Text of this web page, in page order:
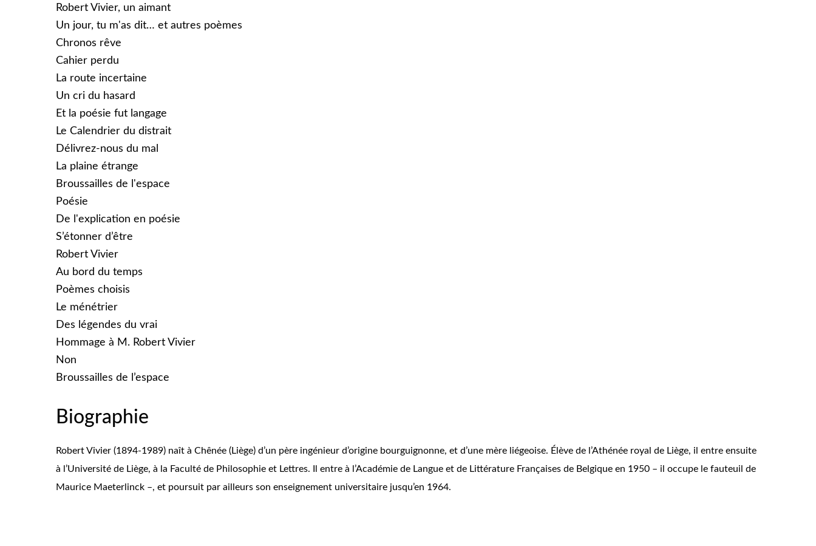
Robert Vivier, un aimant
Un jour, tu m'as dit… et autres poèmes
Chronos rêve
Cahier perdu
La route incertaine
Un cri du hasard
Et la poésie fut langage
Le Calendrier du distrait
Délivrez-nous du mal
La plaine étrange
Broussailles de l'espace
Poésie
De l'explication en poésie
S’étonner d’être
Robert Vivier
Au bord du temps
Poèmes choisis
Le ménétrier
Des légendes du vrai
Hommage à M. Robert Vivier
Non
Broussailles de l’espace
Biographie
Robert Vivier (1894-1989) naît à Chênée (Liège) d’un père ingénieur d’origine bourguignonne, et d’une mère liégeoise. Élève de l’Athénée royal de Liège, il entre ensuite
à l’Université de Liège, à la Faculté de Philosophie et Lettres. Il entre à l’Académie de Langue et de Littérature Françaises de Belgique en 1950 – il occupe le fauteuil de
Maurice Maeterlinck –, et poursuit par ailleurs son enseignement universitaire jusqu’en 1964.